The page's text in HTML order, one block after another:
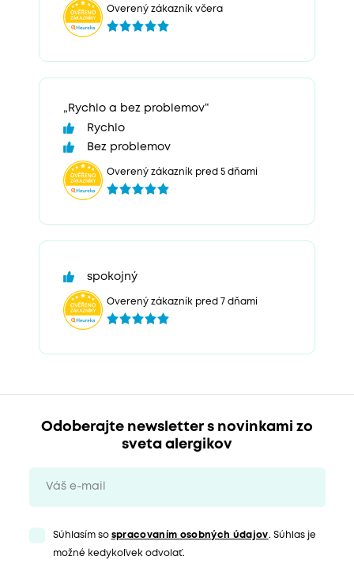
Overený zákazník včera
„Rychlo a bez problemov“
Rychlo
Bez problemov
Overený zákazník pred 5 dňami
spokojný
Overený zákazník pred 7 dňami
Odoberajte newsletter s novinkami zo
sveta alergikov
Súhlasím so spracovaním osobných údajov. Súhlas je
možné kedykoľvek odvolať.